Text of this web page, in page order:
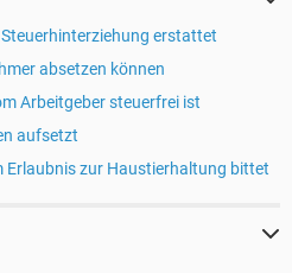
erstattet
absetzen können
Arbeitgeber steuerfrei ist
aufsetzt
Erlaubnis zur Haustierhaltung bittet